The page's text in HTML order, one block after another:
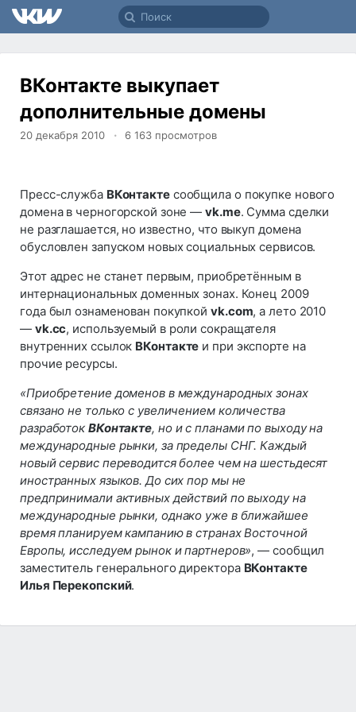
ВКонтакте выкупает
дополнительные домены
20 декабря 2010 6 163 просмотров
Пресс-служба ВКонтактесообщила о покупке нового
домена в черногорской зоне —vk.me. Сумма сделки
не разглашается, но известно, что выкуп домена
обусловлен запуском новых социальных сервисов.
Этот адрес не станет первым, приобретённым в
интернациональных доменных зонах. Конец 2009
года был ознаменован покупкой vk.com, а лето 2010
— vk.cc, используемый в роли сокращателя
внутренних ссылок ВКонтакте и при экспорте на
прочие ресурсы.
«Приобретение доменов в международных зонах
связано не только с увеличением количества
разработок ВКонтакте, но и с планами по выходу на
международные рынки, за пределы СНГ. Каждый
новый сервис переводится более чем на шестьдесят
иностранных языков. До сих пор мы не
предпринимали активных действий по выходу на
международные рынки, однако уже в ближайшее
время планируем кампанию в странах Восточной
Европы, исследуем рынок и партнеров», — сообщил
заместитель генерального директора ВКонтакте
Илья Перекопский.